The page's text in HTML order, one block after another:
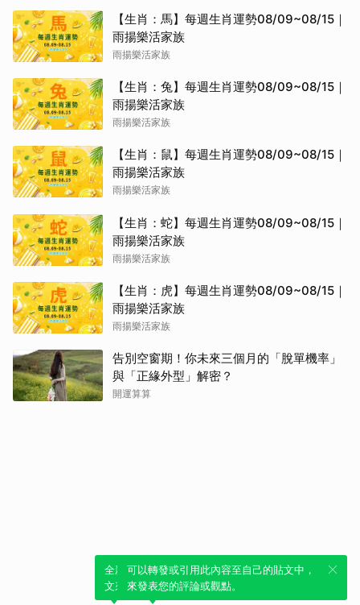
【生肖：馬】每週生肖運勢08/09~08/15｜
雨揚樂活家族
雨揚樂活家族
【生肖：兔】每週生肖運勢08/09~08/15｜
雨揚樂活家族
雨揚樂活家族
【生肖：鼠】每週生肖運勢08/09~08/15｜
雨揚樂活家族
雨揚樂活家族
【生肖：蛇】每週生肖運勢08/09~08/15｜
雨揚樂活家族
雨揚樂活家族
【生肖：虎】每週生肖運勢08/09~08/15｜
雨揚樂活家族
雨揚樂活家族
告別空窗期！你未來三個月的「脫單機率」
與「正緣外型」解密？
開運算算
全新體驗！一鍵引用此內容，透過發布貼
文來輕鬆表達個人立場。
可以轉發或引用此內容至自己的貼文中，
來發表您的評論或觀點。